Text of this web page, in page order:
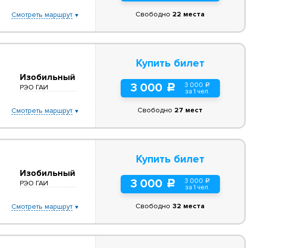
Смотреть маршрут Свободно 22 места
Изобильный
РЭО ГАИ
Смотреть маршрут
Купить билет
3 000 c 3 000 a
за 1 чел.
Свободно 27 мест
Изобильный
РЭО ГАИ
Смотреть маршрут
Купить билет
3 000 c 3 000 a
за 1 чел.
Свободно 32 места